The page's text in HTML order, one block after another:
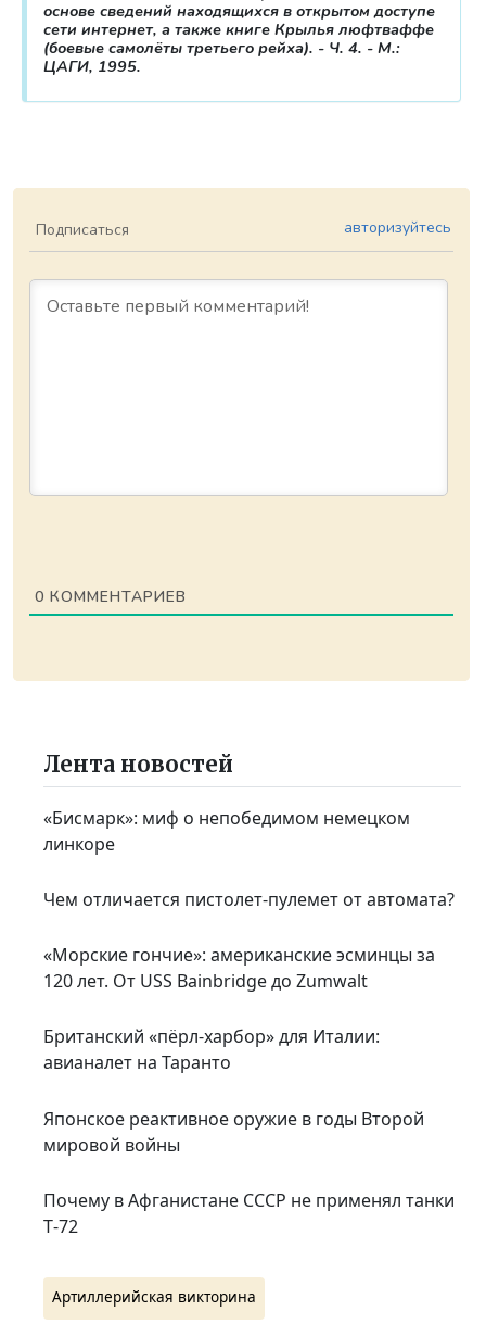
основе сведений находящихся в открытом доступе
сети интернет, а также книге Крылья люфтваффе
(боевые самолёты третьего рейха). - Ч. 4. - М.:
ЦАГИ, 1995.
Подписаться авторизуйтесь
0 КОММЕНТАРИЕВ
Лента новостей
«Бисмарк»: миф о непобедимом немецком
линкоре
Чем отличается пистолет-пулемет от автомата?
«Морские гончие»: американские эсминцы за
120 лет. От USS Bainbridge до Zumwalt
Британский «пёрл-харбор» для Италии:
авианалет на Таранто
Японское реактивное оружие в годы Второй
мировой войны
Почему в Афганистане СССР не применял танки
Т‑72
Артиллерийская викторина